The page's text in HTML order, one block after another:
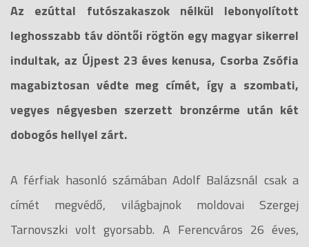
Az ezúttal futószakaszok nélkül lebonyolított
leghosszabb táv döntői rögtön egy magyar sikerrel
indultak, az Újpest 23 éves kenusa, Csorba Zsófia
magabiztosan védte meg címét, így a szombati,
vegyes négyesben szerzett bronzérme után két
dobogós hellyel zárt.
A férfiak hasonló számában Adolf Balázsnál csak a
címét megvédő, világbajnok moldovai Szergej
Tarnovszki volt gyorsabb. A Ferencváros 26 éves,